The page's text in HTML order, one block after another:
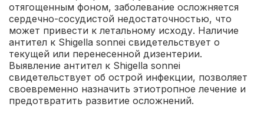
отягощенным фоном, заболевание осложняется
сердечно-сосудистой недостаточностью, что
может привести к летальному исходу. Наличие
антител к Shigella sonnei свидетельствует о
текущей или перенесенной дизентерии.
Выявление антител к Shigella sonnei
свидетельствует об острой инфекции, позволяет
своевременно назначить этиотропное лечение и
предотвратить развитие осложнений.